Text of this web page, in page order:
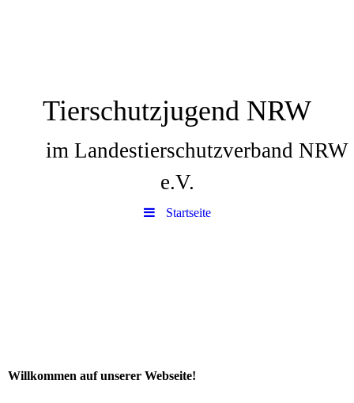
Tierschutzjugend NRW
im Landestierschutzverband NRW
e.V.
Startseite
Willkommen auf unserer Webseite!